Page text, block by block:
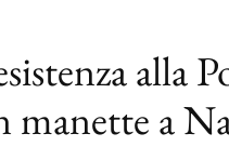
alla
manette a